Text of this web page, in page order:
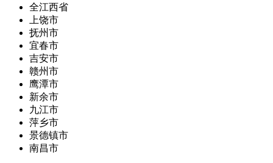
全江西省
上饶市
抚州市
宜春市
吉安市
赣州市
鹰潭市
新余市
九江市
萍乡市
景德镇市
南昌市